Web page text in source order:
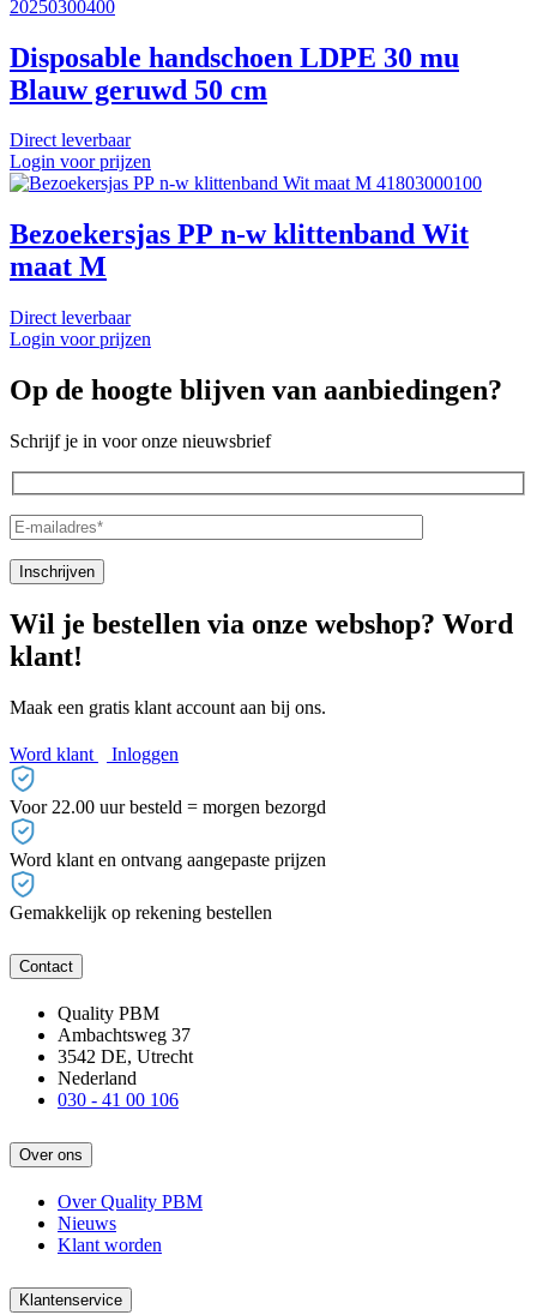
20250300400
Disposable handschoen LDPE 30 mu
Blauw geruwd 50 cm
Direct leverbaar
Login voor prijzen
41803000100
Bezoekersjas PP n-w klittenband Wit
maat M
Direct leverbaar
Login voor prijzen
Op de hoogte blijven van aanbiedingen?
Schrijf je in voor onze nieuwsbrief
Wil je bestellen via onze webshop? Word
klant!
Maak een gratis klant account aan bij ons.
Word klant Inloggen
Voor 22.00 uur besteld = morgen bezorgd
Word klant en ontvang aangepaste prijzen
Gemakkelijk op rekening bestellen
Contact
Quality PBM
Ambachtsweg 37
3542 DE, Utrecht
Nederland
030 - 41 00 106
Over ons
Over Quality PBM
Nieuws
Klant worden
Klantenservice